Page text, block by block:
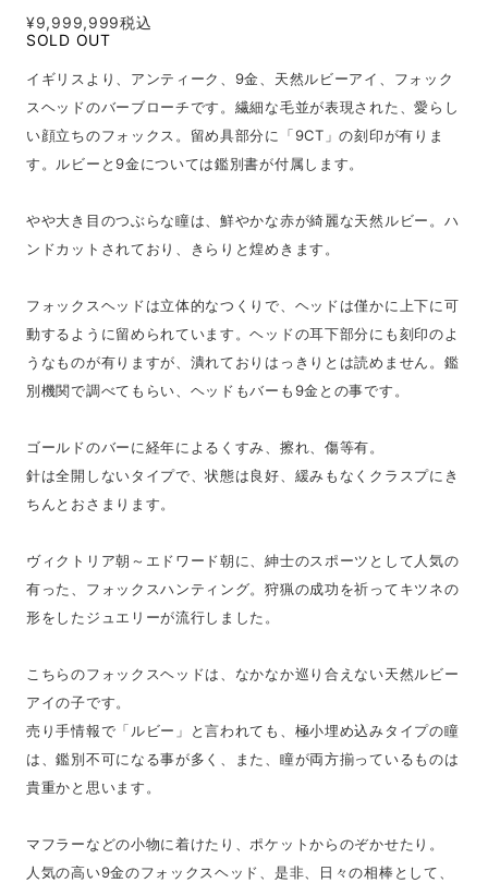
¥9,999,999税込
SOLD OUT
イギリスより、アンティーク、9金、天然ルビーアイ、フォック
スヘッドのバーブローチです。繊細な毛並が表現された、愛らし
い顔立ちのフォックス。留め具部分に「9CT」の刻印が有りま
す。ルビーと9金については鑑別書が付属します。
やや大き目のつぶらな瞳は、鮮やかな赤が綺麗な天然ルビー。ハ
ンドカットされており、きらりと煌めきます。
フォックスヘッドは立体的なつくりで、ヘッドは僅かに上下に可
動するように留められています。ヘッドの耳下部分にも刻印のよ
うなものが有りますが、潰れておりはっきりとは読めません。鑑
別機関で調べてもらい、ヘッドもバーも9金との事です。
ゴールドのバーに経年によるくすみ、擦れ、傷等有。
針は全開しないタイプで、状態は良好、緩みもなくクラスプにき
ちんとおさまります。
ヴィクトリア朝～エドワード朝に、紳士のスポーツとして人気の
有った、フォックスハンティング。狩猟の成功を祈ってキツネの
形をしたジュエリーが流行しました。
こちらのフォックスヘッドは、なかなか巡り合えない天然ルビー
アイの子です。
売り手情報で「ルビー」と言われても、極小埋め込みタイプの瞳
は、鑑別不可になる事が多く、また、瞳が両方揃っているものは
貴重かと思います。
マフラーなどの小物に着けたり、ポケットからのぞかせたり。
人気の高い9金のフォックスヘッド、是非、日々の相棒として、